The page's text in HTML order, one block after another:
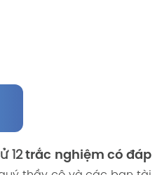
12trắc nghiệm có đáp